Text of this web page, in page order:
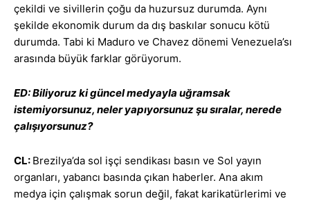
çekildi ve sivillerin çoğu da huzursuz durumda. Aynı
şekilde ekonomik durum da dış baskılar sonucu kötü
durumda. Tabi ki Maduro ve Chavez dönemi Venezuela’sı
arasında büyük farklar görüyorum.
ED: Biliyoruz ki güncel medyayla uğramsak
istemiyorsunuz, neler yapıyorsunuz şu sıralar, nerede
çalışıyorsunuz?
CL: Brezilya’da sol işçi sendikası basın ve Sol yayın
organları, yabancı basında çıkan haberler. Ana akım
medya için çalışmak sorun değil, fakat karikatürlerimi ve